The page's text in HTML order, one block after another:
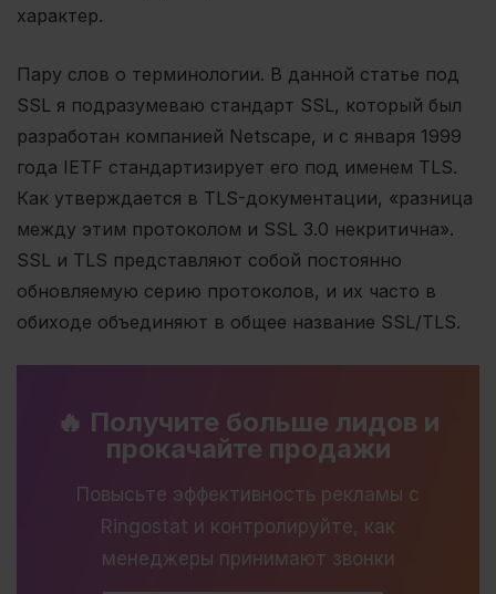
характер.
Пару слов о терминологии. В данной статье под
SSL я подразумеваю стандарт SSL, который был
разработан компанией Netscape, и с января 1999
года IETF стандартизирует его под именем TLS.
Как утверждается в TLS-документации, «разница
между этим протоколом и SSL 3.0 некритична».
SSL и TLS представляют собой постоянно
обновляемую серию протоколов, и их часто в
обиходе объединяют в общее название SSL/TLS.
🔥 Получите больше лидов и
прокачайте продажи
Повысьте эффективность рекламы с
Ringostat и контролируйте, как
менеджеры принимают звонки